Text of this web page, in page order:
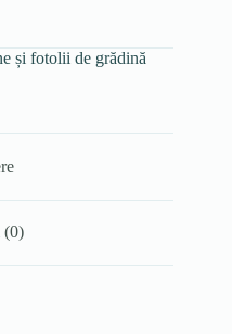
și fotolii de grădină
(0)